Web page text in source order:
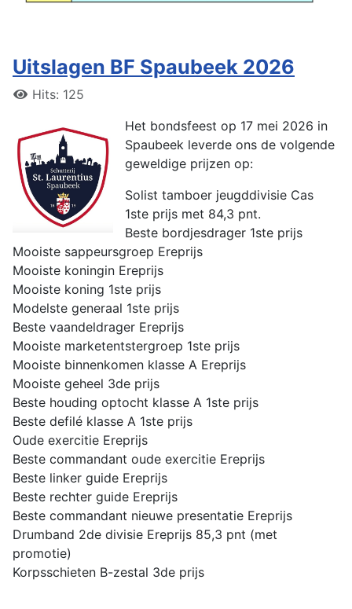
Uitslagen BF Spaubeek 2026
Hits: 125
Het bondsfeest op 17 mei 2026 in
Spaubeek leverde ons de volgende
geweldige prijzen op:
Solist tamboer jeugddivisie Cas
1ste prijs met 84,3 pnt.
Beste bordjesdrager 1ste prijs
Mooiste sappeursgroep Ereprijs
Mooiste koningin Ereprijs
Mooiste koning 1ste prijs
Modelste generaal 1ste prijs
Beste vaandeldrager Ereprijs
Mooiste marketentstergroep 1ste prijs
Mooiste binnenkomen klasse A Ereprijs
Mooiste geheel 3de prijs
Beste houding optocht klasse A 1ste prijs
Beste defilé klasse A 1ste prijs
Oude exercitie Ereprijs
Beste commandant oude exercitie Ereprijs
Beste linker guide Ereprijs
Beste rechter guide Ereprijs
Beste commandant nieuwe presentatie Ereprijs
Drumband 2de divisie Ereprijs 85,3 pnt (met
promotie)
Korpsschieten B-zestal 3de prijs